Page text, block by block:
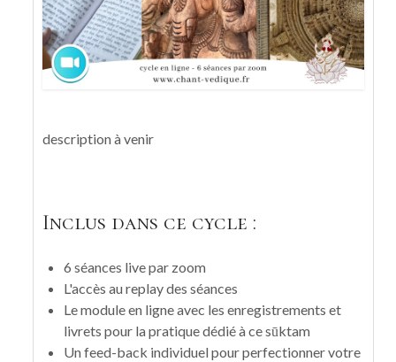
description à venir
Inclus dans ce cycle :
6 séances live par zoom
L'accès au replay des séances
Le module en ligne avec les enregistrements et
livrets pour la pratique dédié à ce sūktam
Un feed-back individuel pour perfectionner votre